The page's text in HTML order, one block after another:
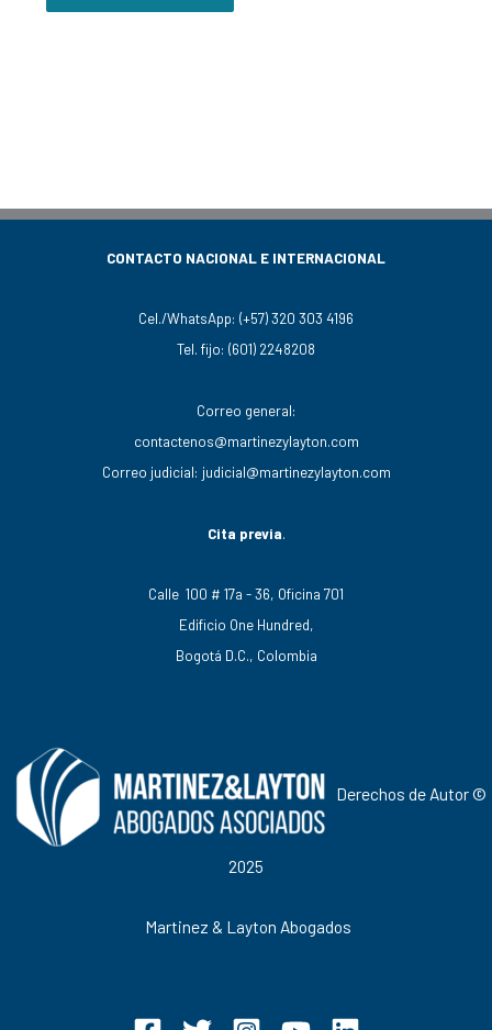
CONTACTO NACIONAL E INTERNACIONAL
Cel./WhatsApp: (+57) 320 303 4196
Tel. fijo: (601) 2248208
Correo general:
contactenos@martinezylayton.com
Correo judicial: judicial@martinezylayton.com
Cita previa.
Calle 100 # 17a - 36, Oficina 701
Edificio One Hundred,
Bogotá D.C., Colombia
Derechos de Autor ©
2025
Martinez & Layton Abogados